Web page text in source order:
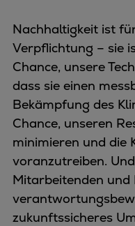
Nachhaltigkeit ist
Verpflichtung – sie
Chance, unsere
dass sie einen
Bekämpfung des
Chance, unseren
minimieren und die
voranzutreiben.
Mitarbeitenden und
zukunftssicheres